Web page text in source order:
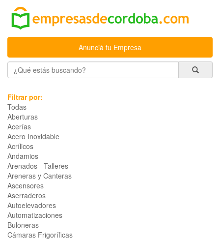
Anunciá tu Empresa
Filtrar por:
Todas
Aberturas
Acerías
Acero Inoxidable
Acrílicos
Andamios
Arenados - Talleres
Areneras y Canteras
Ascensores
Aserraderos
Autoelevadores
Automatizaciones
Buloneras
Cámaras Frigoríficas